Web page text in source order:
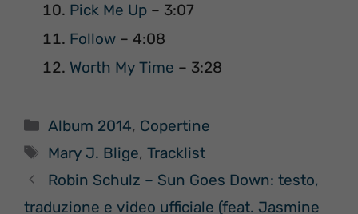
Pick Me Up – 3:07
Follow – 4:08
Worth My Time – 3:28
Categorie
Album 2014, Copertine
Tag
Mary J. Blige,Tracklist
Robin Schulz – Sun Goes Down: testo,
traduzione e video ufficiale (feat. Jasmine